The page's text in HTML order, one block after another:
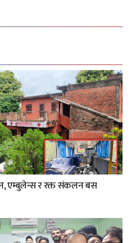
एम्बुलेन्स र रक्त संकलन बस